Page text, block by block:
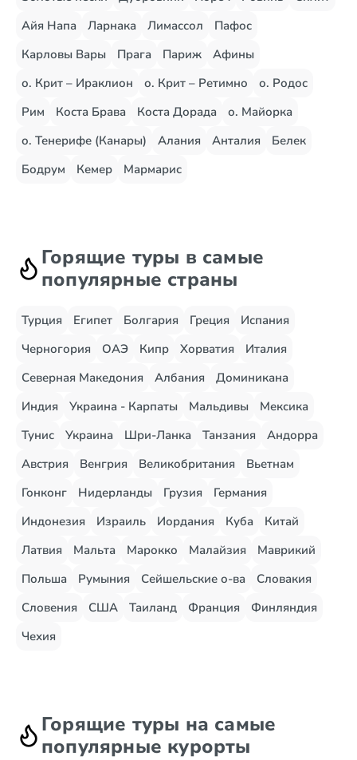
Айя Напа
Ларнака Лимассол
Пафос
Карловы Вары
Прага Париж
Афины
о. Крит – Ираклион
о. Крит – Ретимно
о. Родос
Рим
Коста Брава Коста Дорада
о. Майорка
о. Тенерифе (Канары)
Алания Анталия
Белек
Бодрум
Кемер Мармарис
Горящие туры в самые
популярные страны
Турция Египет Болгария Греция
Испания
Черногория
ОАЭ Кипр Хорватия
Италия
Северная Македония
Албания
Доминикана
Индия
Украина - Карпаты Мальдивы
Мексика
Тунис
Украина Шри-Ланка Танзания
Андорра
Австрия
Венгрия Великобритания
Вьетнам
Гонконг
Нидерланды Грузия
Германия
Индонезия
Израиль Иордания Куба
Китай
Латвия
Мальта Марокко Малайзия
Маврикий
Польша
Румыния Сейшельские о-ва
Словакия
Словения
США Таиланд Франция
Финляндия
Чехия
Горящие туры на самые
популярные курорты